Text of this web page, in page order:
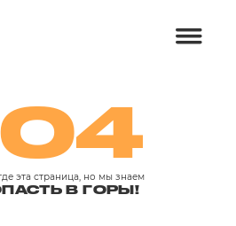
эта страница, но мы знаем
В ГОРЫ!